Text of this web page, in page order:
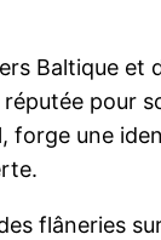
Baltique
pour
une
flâneries